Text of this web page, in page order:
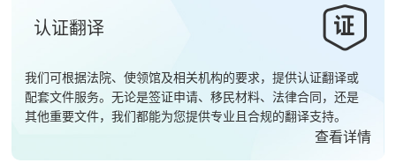
认证翻译
我们可根据法院、使领馆及相关机构的要求，提供认证翻译或
配套文件服务。无论是签证申请、移民材料、法律合同，还是
其他重要文件，我们都能为您提供专业且合规的翻译支持。
查看详情